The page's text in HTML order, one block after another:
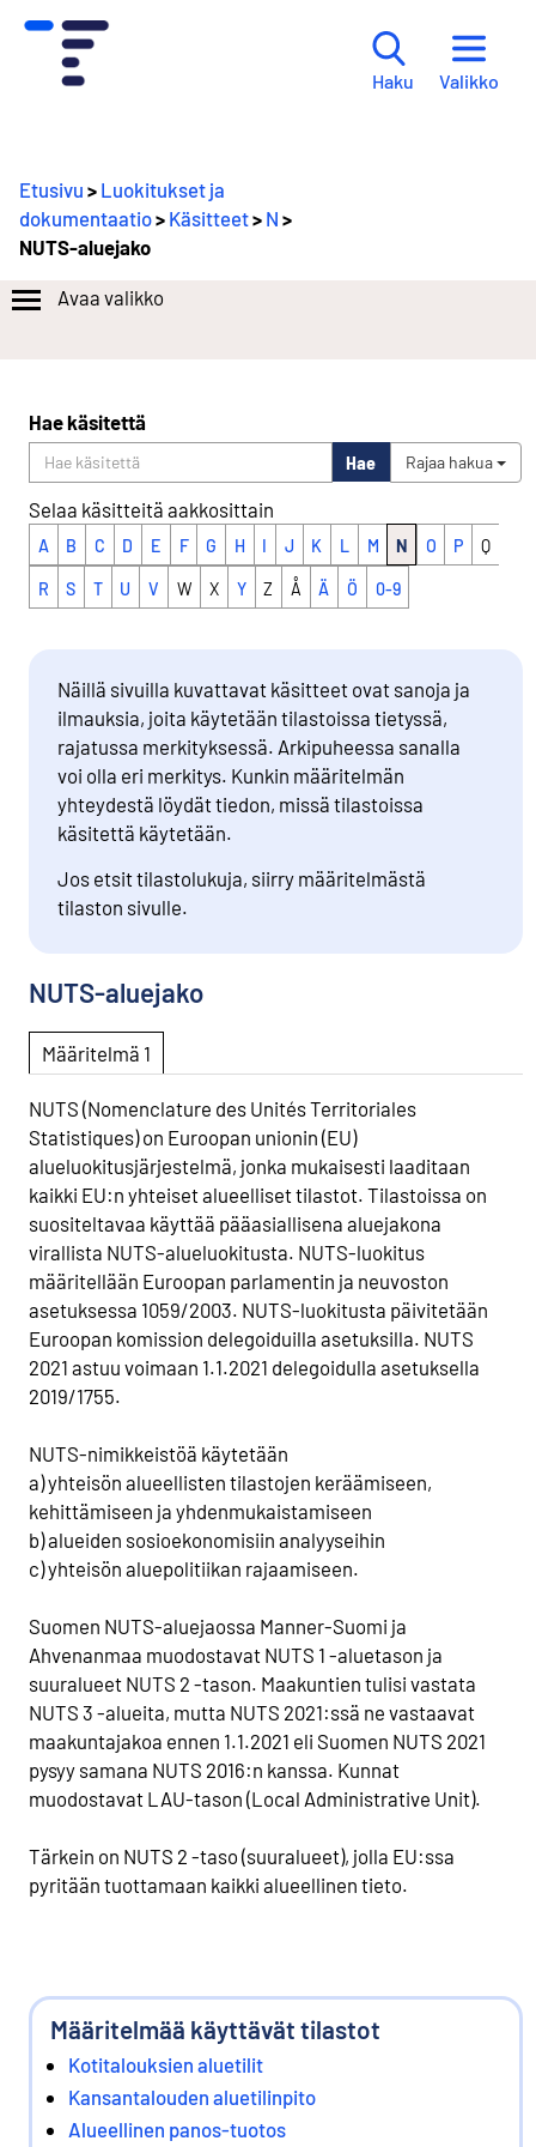
Haku Valikko
Etusivu > Luokitukset ja
dokumentaatio> Käsitteet> N >
NUTS-aluejako
Avaa valikko
Hae käsitettä
Hae Rajaa hakua
Selaa käsitteitä aakkosittain
A B C D E F G H I J K L M N O P Q
R S T U V W X Y Z Å Ä Ö 0-9
Näillä sivuilla kuvattavat käsitteet ovat sanoja ja
ilmauksia, joita käytetään tilastoissa tietyssä,
rajatussa merkityksessä. Arkipuheessa sanalla
voi olla eri merkitys. Kunkin määritelmän
yhteydestä löydät tiedon, missä tilastoissa
käsitettä käytetään.
Jos etsit tilastolukuja, siirry määritelmästä
tilaston sivulle.
NUTS-aluejako
Määritelmä 1
NUTS (Nomenclature des Unités Territoriales
Statistiques) on Euroopan unionin (EU)
alueluokitusjärjestelmä, jonka mukaisesti laaditaan
kaikki EU:n yhteiset alueelliset tilastot. Tilastoissa on
suositeltavaa käyttää pääasiallisena aluejakona
virallista NUTS-alueluokitusta. NUTS-luokitus
määritellään Euroopan parlamentin ja neuvoston
asetuksessa 1059/2003. NUTS-luokitusta päivitetään
Euroopan komission delegoiduilla asetuksilla. NUTS
2021 astuu voimaan 1.1.2021 delegoidulla asetuksella
2019/1755.
NUTS-nimikkeistöä käytetään
a) yhteisön alueellisten tilastojen keräämiseen,
kehittämiseen ja yhdenmukaistamiseen
b) alueiden sosioekonomisiin analyyseihin
c) yhteisön aluepolitiikan rajaamiseen.
Suomen NUTS-aluejaossa Manner-Suomi ja
Ahvenanmaa muodostavat NUTS 1 -aluetason ja
suuralueet NUTS 2 -tason. Maakuntien tulisi vastata
NUTS 3 -alueita, mutta NUTS 2021:ssä ne vastaavat
maakuntajakoa ennen 1.1.2021 eli Suomen NUTS 2021
pysyy samana NUTS 2016:n kanssa. Kunnat
muodostavat LAU-tason (Local Administrative Unit).
Tärkein on NUTS 2 -taso (suuralueet), jolla EU:ssa
pyritään tuottamaan kaikki alueellinen tieto.
Määritelmää käyttävät tilastot
Kotitalouksien aluetilit
Kansantalouden aluetilinpito
Alueellinen panos-tuotos